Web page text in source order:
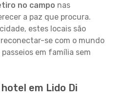
no campo nas
a paz que procura.
estes locais são
se com o mundo
em família sem
em Lido Di